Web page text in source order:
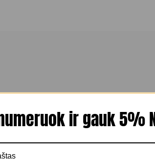
ir gauk 5%